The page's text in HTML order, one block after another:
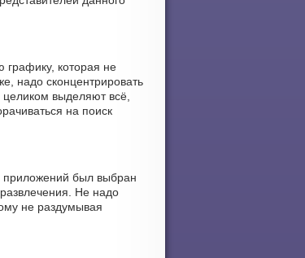
которая не
надо сконцентрировать
выделяют всё,
на поиск
приложений был выбран
Не надо
не раздумывая